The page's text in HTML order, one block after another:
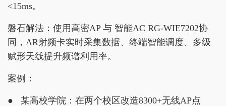
<15ms。
磐石解法：使用高密AP 与 智能AC RG-WIE7202协
同，AR射频卡实时采集数据、终端智能调度、多级
赋形天线提升频谱利用率。
案例：
● 某高校学院：在两个校区改造8300+无线AP点